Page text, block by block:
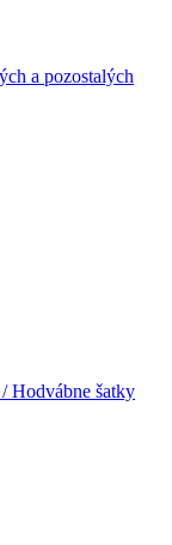
a pozostalých
Hodvábne šatky